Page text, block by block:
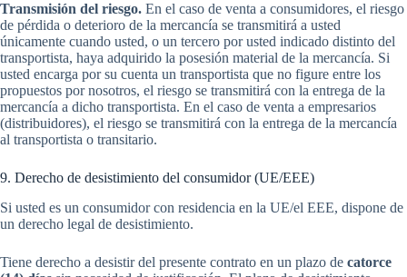
Transmisión del riesgo. En el caso de venta a consumidores, el riesgo
de pérdida o deterioro de la mercancía se transmitirá a usted
únicamente cuando usted, o un tercero por usted indicado distinto del
transportista, haya adquirido la posesión material de la mercancía. Si
usted encarga por su cuenta un transportista que no figure entre los
propuestos por nosotros, el riesgo se transmitirá con la entrega de la
mercancía a dicho transportista. En el caso de venta a empresarios
(distribuidores), el riesgo se transmitirá con la entrega de la mercancía
al transportista o transitario.
9. Derecho de desistimiento del consumidor (UE/EEE)
Si usted es un consumidor con residencia en la UE/el EEE, dispone de
un derecho legal de desistimiento.
Tiene derecho a desistir del presente contrato en un plazo de catorce